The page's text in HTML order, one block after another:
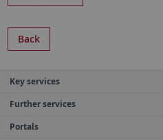
Back
Key services
Further services
Portals